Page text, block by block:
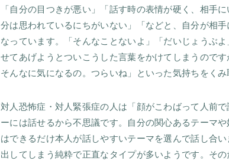
「自分の目つきが悪い」「話す時の表情が硬く、相手
分は思われているにちがいない」「などと、自分が相
なっています。「そんなことないよ」「だいじょうぶ
せてあげようとついこうした言葉をかけてしまうので
そんなに気になるの。つらいね」といった気持ちをくみ
対人恐怖症・対人緊張症の人は「顔がこわばって人前
ーには話せるから不思議です。自分の関心あるテーマ
はできるだけ本人が話しやすいテーマを選んで話し合
出してしまう純粋で正直なタイプが多いようです。そ